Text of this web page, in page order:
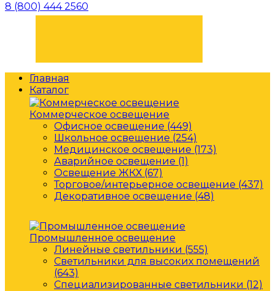
8 (800) 444 2560
Главная
Каталог
Коммерческое освещение
Офисное освещение (449)
Школьное освещение (254)
Медицинское освещение (173)
Аварийное освещение (1)
Освещение ЖКХ (67)
Торговое/интерьерное освещение (437)
Декоративное освещение (48)
Промышленное освещение
Линейные светильники (555)
Светильники для высоких помещений
(643)
Специализированные светильники (12)